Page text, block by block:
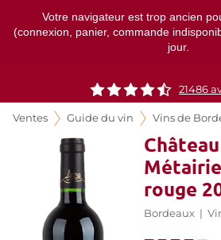
Votre navigateur est trop ancien
(connexion, panier, commande
jour.
21486
Ventes Guide du vin Vins de
rouge
Bordeaux |